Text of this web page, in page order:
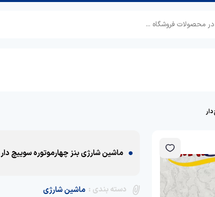
ماشین شارژی بنز چهارموتوره سوییچ دار
دسته بندی : ماشین شارژی